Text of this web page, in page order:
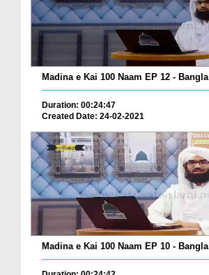
Madina e Kai 100 Naam EP 12 - Bangla
Duration: 00:24:47
Created Date: 24-02-2021
Madina e Kai 100 Naam EP 10 - Bangla